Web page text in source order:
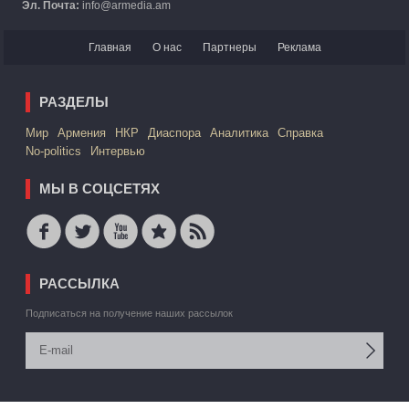
Эл. Почта: info@armedia.am
Главная О нас Партнеры Реклама
РАЗДЕЛЫ
Mир Армения НКР Диаспора Аналитика
Справка
No-politics
Интервью
МЫ В СОЦСЕТЯХ
РАССЫЛКА
Подписаться на получение наших рассылок